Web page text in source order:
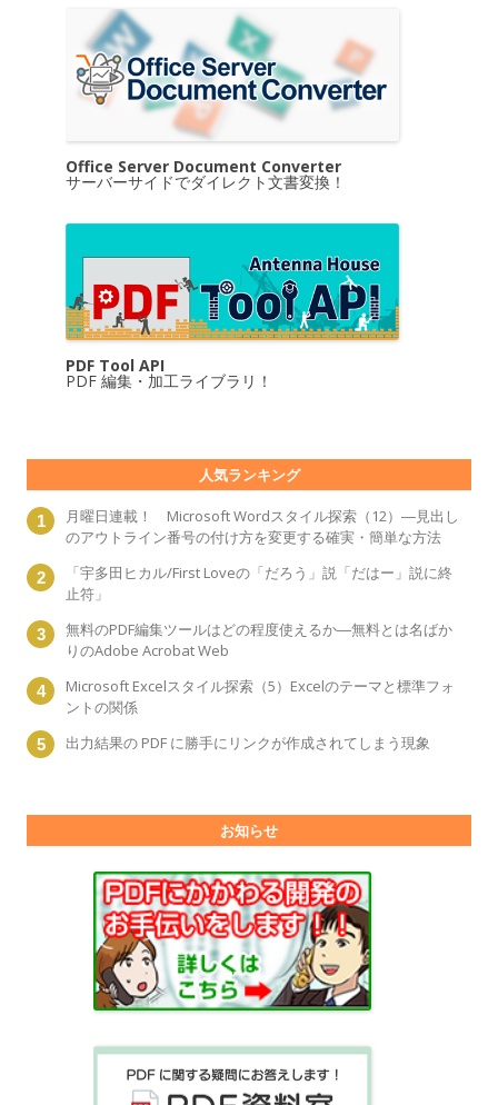
Office Server Document Converter
サーバーサイドでダイレクト文書変換！
PDF Tool API
PDF 編集・加工ライブラリ！
人気ランキング
月曜日連載！ Microsoft Wordスタイル探索（12）―見出し
のアウトライン番号の付け方を変更する確実・簡単な方法
「宇多田ヒカル/First Loveの「だろう」説「だはー」説に終
止符」
無料のPDF編集ツールはどの程度使えるか―無料とは名ばか
りのAdobe Acrobat Web
Microsoft Excelスタイル探索（5）Excelのテーマと標準フォ
ントの関係
出力結果の PDF に勝手にリンクが作成されてしまう現象
お知らせ